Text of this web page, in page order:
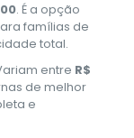
. É a opção
famílias de
total.
entre R$
de melhor
e